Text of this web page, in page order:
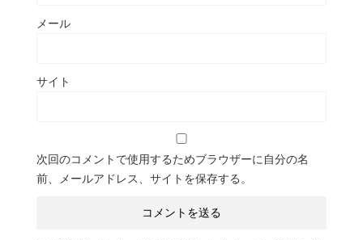
メール
サイト
次回のコメントで使用するためブラウザーに自分の名
前、メールアドレス、サイトを保存する。